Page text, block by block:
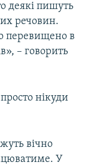
деякі пишуть
речовин.
перевищено в
– говорить
нікуди
вічно
У